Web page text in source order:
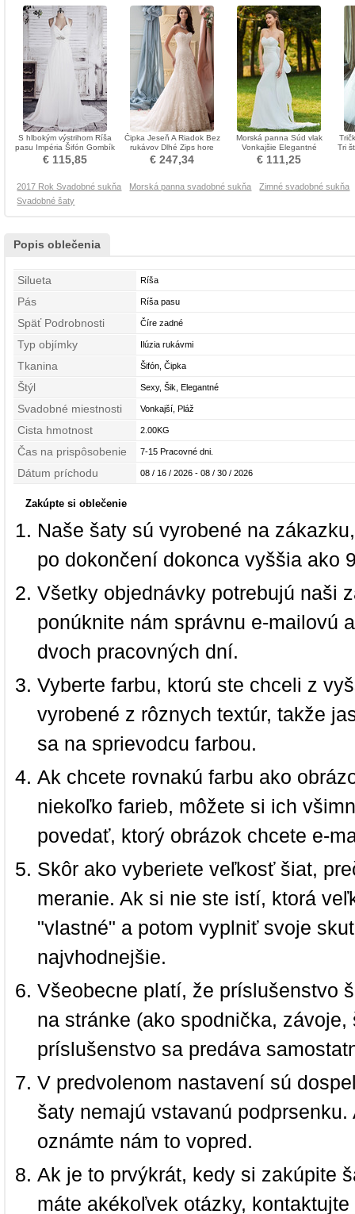
S hlbokým výstrihom Ríša
pasu Impéria Šifón Gombík
Svadobné šaty
€ 115,85
Čipka Jeseň A Riadok Bez
rukávov Dlhé Zips hore
Svadobné šaty
€ 247,34
Morská panna Súd vlak
Vonkajšie Elegantné
Pružina Nevestin obleko
€ 111,25
Tri
2017 Rok Svadobné sukňa Morská panna svadobné sukňa
Zimné svadobné sukňa
Svadobné šaty
Popis oblečenia
Silueta Ríša
Pás Ríša pasu
Späť Podrobnosti Číre zadné
Typ objímky Ilúzia rukávmi
Tkanina Šifón, Čipka
Štýl Sexy, Šik, Elegantné
Svadobné miestnosti Vonkajší, Pláž
Cista hmotnost 2.00KG
Čas na prispôsobenie 7-15 Pracovné dni.
Dátum príchodu 08 / 16 / 2026 - 08 / 30 / 2026
Zakúpte si oblečenie
Naše šaty sú vyrobené na
po dokončení dokonca vyššia ako
Všetky objednávky potrebujú naši
ponúknite nám správnu e-mailovú
dvoch pracovných dní.
Vyberte farbu, ktorú ste chceli z
vyrobené z rôznych textúr, takže
sa na sprievodcu farbou.
Ak chcete rovnakú farbu ako
niekoľko farieb, môžete si ich
povedať, ktorý obrázok chcete e-
Skôr ako vyberiete veľkosť šiat,
meranie. Ak si nie ste istí, ktorá
"vlastné" a potom vyplniť svoje
najvhodnejšie.
Všeobecne platí, že príslušenstvo
na stránke (ako spodnička,
príslušenstvo sa predáva
V predvolenom nastavení sú
šaty nemajú vstavanú
oznámte nám to vopred.
Ak je to prvýkrát, kedy si zakúpite
máte akékoľvek otázky,